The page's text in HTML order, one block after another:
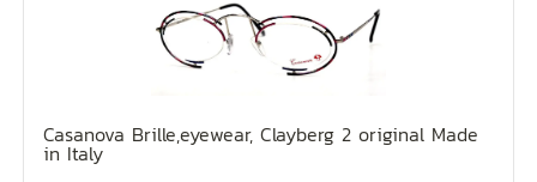
Casanova Brille,eyewear, Clayberg 2 original Made
in Italy